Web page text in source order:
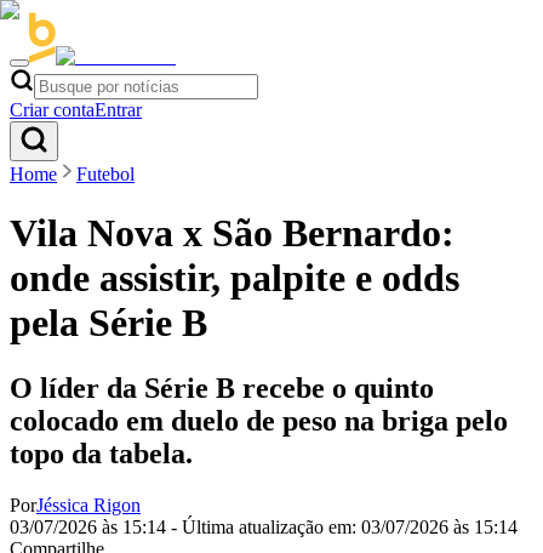
Criar contaEntrar
Home Futebol
Vila Nova x São Bernardo:
onde assistir, palpite e odds
pela Série B
O líder da Série B recebe o quinto
colocado em duelo de peso na briga pelo
topo da tabela.
PorJéssica Rigon
03/07/2026 às 15:14 - Última atualização em: 03/07/2026 às 15:14
Compartilhe